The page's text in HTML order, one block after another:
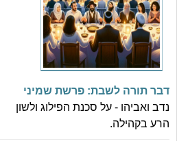
דבר תורה לשבת: פרשת שמיני
נדב ואביהו - על סכנת הפילוג ולשון
הרע בקהילה.